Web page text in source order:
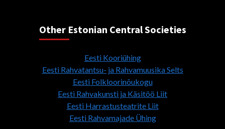
Other Estonian Central Societies
Eesti Kooriühing
Eesti Rahvatantsu- ja Rahvamuusika Selts
Eesti Folkloorinõukogu
Eesti Rahvakunsti ja Käsitöö Liit
Eesti Harrastusteatrite Liit
Eesti Rahvamajade Ühing